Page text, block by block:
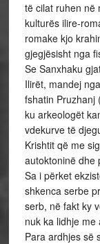
të cilat ruhen në
kulturës ilire-
romake kjo
gjegjësisht nga
Se Sanxhaku
Ilirët, mandej
fshatin Pruzhanj
ku arkeologët
vdekurve të
Krishtit që me
autoktoninë dhe
Sa i përket
shkenca serbe
serb, në fakt ky
nuk ka lidhje
Para ardhjes së